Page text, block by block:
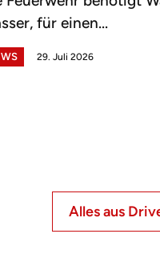
für einen...
29. Juli 2026
Alles aus